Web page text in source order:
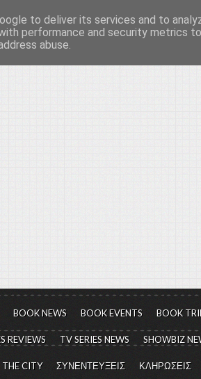
Τεχνών...
για τον πολιτισμό, σε κάθε του
BOOK NEWS BOOK EVENTS BOOK
REVIEWS TV SERIES NEWS SHOWBIZ
THE CITY ΣΥΝΕΝΤΕΥΞΕΙΣ ΚΛΗΡΩΣΕΙΣ
to deliver its services and to
performance and security metrics
abuse.